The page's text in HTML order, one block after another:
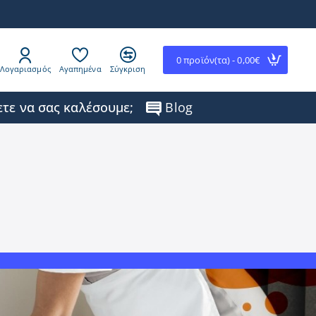
Λογαριασμός Αγαπημένα Σύγκριση
0 προϊόν(τα) - 0,00€
να σας καλέσουμε; Blog